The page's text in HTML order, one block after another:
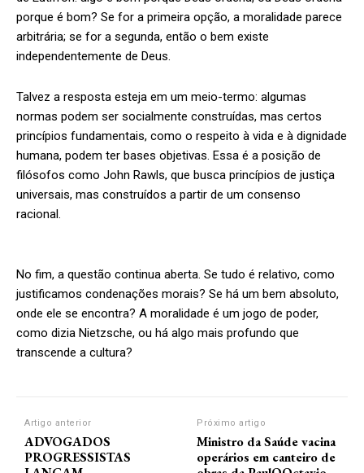
porque é bom? Se for a primeira opção, a moralidade parece
arbitrária; se for a segunda, então o bem existe
independentemente de Deus.
Talvez a resposta esteja em um meio-termo: algumas
normas podem ser socialmente construídas, mas certos
princípios fundamentais, como o respeito à vida e à dignidade
humana, podem ter bases objetivas. Essa é a posição de
filósofos como John Rawls, que busca princípios de justiça
universais, mas construídos a partir de um consenso
racional.
No fim, a questão continua aberta. Se tudo é relativo, como
justificamos condenações morais? Se há um bem absoluto,
onde ele se encontra? A moralidade é um jogo de poder,
como dizia Nietzsche, ou há algo mais profundo que
transcende a cultura?
Artigo anterior
ADVOGADOS
PROGRESSISTAS
Próximo artigo
Ministro da Saúde vacina
operários em canteiro de